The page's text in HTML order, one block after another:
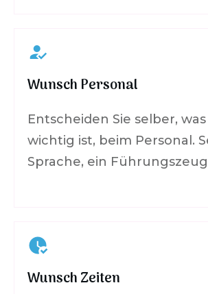
Wunsch Personal
Entscheiden Sie selber,
wichtig ist, beim Personal.
Sprache, ein
Wunsch Zeiten